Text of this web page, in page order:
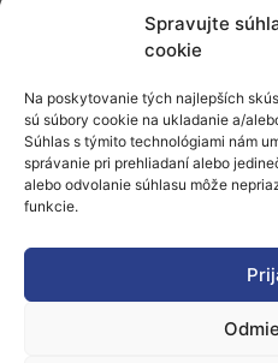
Spravujte
cookie
Na poskytovanie tých najlepších
sú súbory cookie na ukladanie a/
Súhlas s týmito technológiami nám
správanie pri prehliadaní alebo
alebo odvolanie súhlasu môže
funkcie.
Európska investičná banka
a Breakthrough Energy
projekty. Breakthrough
svojho príspevku
do projektov a/alebo
produkty.
pochádzať z programu
fondu
a riadiť sa budú v
súlade so zavedenými